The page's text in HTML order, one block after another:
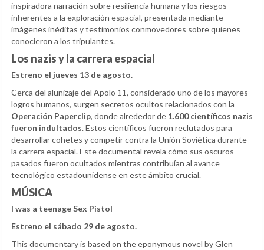
inspiradora narración sobre resiliencia humana y los riesgos
inherentes a la exploración espacial, presentada mediante
imágenes inéditas y testimonios conmovedores sobre quienes
conocieron a los tripulantes.
Los nazis y la carrera espacial
Estreno el jueves 13 de agosto.
Cerca del alunizaje del Apolo 11, considerado uno de los mayores
logros humanos, surgen secretos ocultos relacionados con la
Operación Paperclip, donde alrededor de 1.600 científicos nazis
fueron indultados. Estos científicos fueron reclutados para
desarrollar cohetes y competir contra la Unión Soviética durante
la carrera espacial. Este documental revela cómo sus oscuros
pasados fueron ocultados mientras contribuían al avance
tecnológico estadounidense en este ámbito crucial.
MÚSICA
I was a teenage Sex Pistol
Estreno el sábado 29 de agosto.
This documentary is based on the eponymous novel by Glen